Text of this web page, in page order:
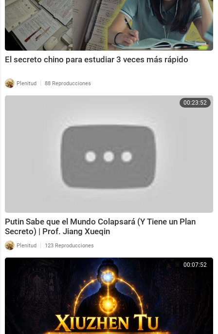
El secreto chino para estudiar 3 veces más rápido
Plenitud | 88 Reproducciones
00:23:52
Putin Sabe que el Mundo Colapsará (Y Tiene un Plan
Secreto) | Prof. Jiang Xueqin
Plenitud | 123 Reproducciones
00:07:52